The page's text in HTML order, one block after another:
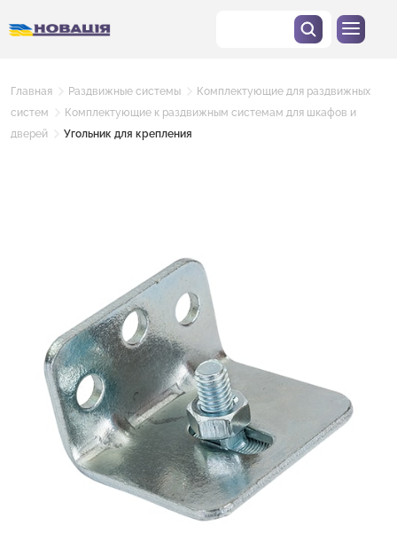
Главная Раздвижные системы
Комплектующие для раздвижных
систем
Комплектующие к раздвижным системам для шкафов и
дверей
Угольник для крепления